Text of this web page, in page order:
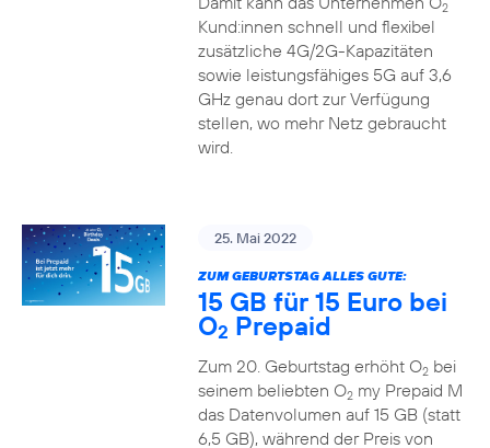
2
Kund:innen schnell und flexibel
zusätzliche 4G/2G-Kapazitäten
sowie leistungsfähiges 5G auf 3,6
GHz genau dort zur Verfügung
stellen, wo mehr Netz gebraucht
wird.
25. Mai 2022
ZUM GEBURTSTAG ALLES GUTE:
15 GB für 15 Euro bei
O2 Prepaid
Zum 20. Geburtstag erhöht O2bei
seinem beliebten O2my Prepaid M
das Datenvolumen auf 15 GB (statt
6,5 GB), während der Preis von